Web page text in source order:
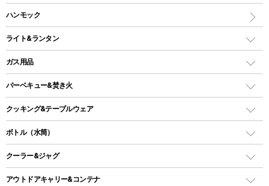
シェルターテント
ロッジ型・オリジナルテント
タープ
スクエアタープ（レクタタープ）
メッシュタープ
自立式タープ
インナーシュラフ
インフレータブルマット
アウトドアテーブル
レジャーシート
ハンモック
ライト&ランタン
LEDランタン
ガスランタン
オイルランタン
LEDライト
ヘッドライト
キャンドル
ガス用品
ガスバーナー
ガス缶
ガストーチ、ライター
バーベキュー&焚き火
バーベキューコンロ、グリル
焚き火台タイプ（ロースタイル）グリル
卓上タイプグリル
パーティータイプグリル
クッキング&テーブルウェア
ダッチオーブン
ホットサンドメーカー
ボトル（水筒）
ステンレスボトル
クーラー&ジャグ
クーラーボックス
アウトドアキャリー&コンテナ